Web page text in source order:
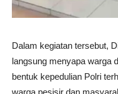
Dalam kegiatan tersebut,
langsung menyapa warga
bentuk kepedulian Polri